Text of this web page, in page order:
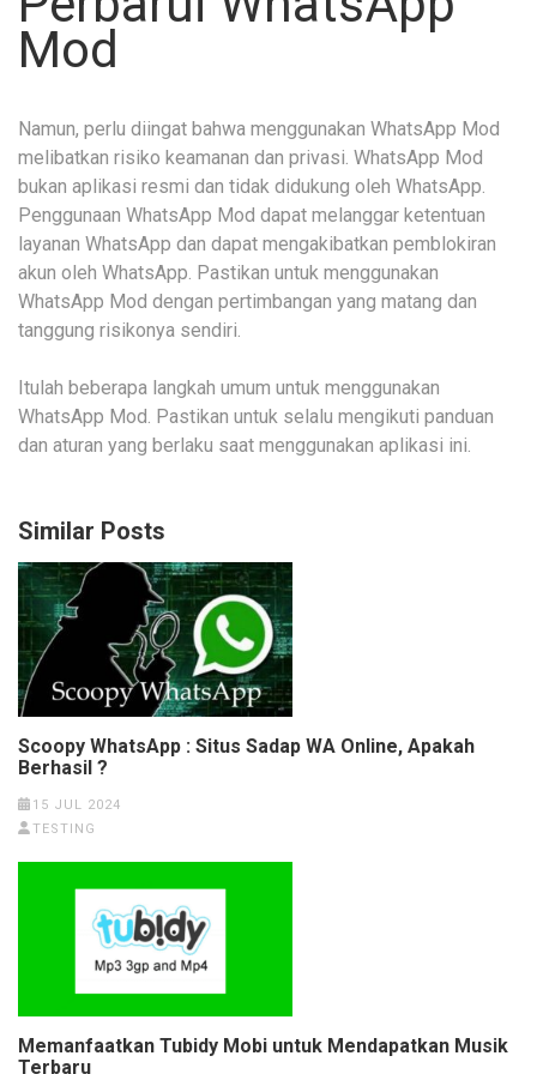
Mod
Namun, perlu diingat bahwa menggunakan WhatsApp Mod
melibatkan risiko keamanan dan privasi. WhatsApp Mod
bukan aplikasi resmi dan tidak didukung oleh WhatsApp.
Penggunaan WhatsApp Mod dapat melanggar ketentuan
layanan WhatsApp dan dapat mengakibatkan pemblokiran
akun oleh WhatsApp. Pastikan untuk menggunakan
WhatsApp Mod dengan pertimbangan yang matang dan
tanggung risikonya sendiri.
Itulah beberapa langkah umum untuk menggunakan
WhatsApp Mod. Pastikan untuk selalu mengikuti panduan
dan aturan yang berlaku saat menggunakan aplikasi ini.
Similar Posts
Scoopy WhatsApp : Situs Sadap WA Online, Apakah
Berhasil ?
15 JUL 2024
TESTING
Memanfaatkan Tubidy Mobi untuk Mendapatkan Musik
Terbaru